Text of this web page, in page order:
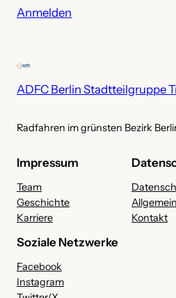
i
Anmelden
ADFC Berlin Stadtteilgruppe
Radfahren im grünsten Bezirk
Impressum
Team
Geschichte
Karriere
Kontakt
Soziale Netzwerke
Facebook
Instagram